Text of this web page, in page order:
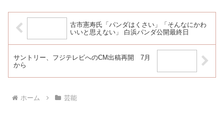
古市憲寿氏「パンダはくさい」「そんなにかわ
いいと思えない」 白浜パンダ公開最終日
サントリー、フジテレビへのCM出稿再開 7月
から
ホーム 芸能